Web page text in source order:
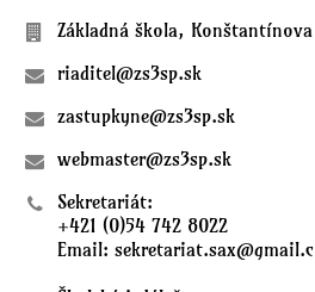
Základná škola,
riaditel@zs3sp.sk
zastupkyne@zs3sp.sk
webmaster@zs3sp.sk
Sekretariát:
+421 (0)54 742 8022
Email: